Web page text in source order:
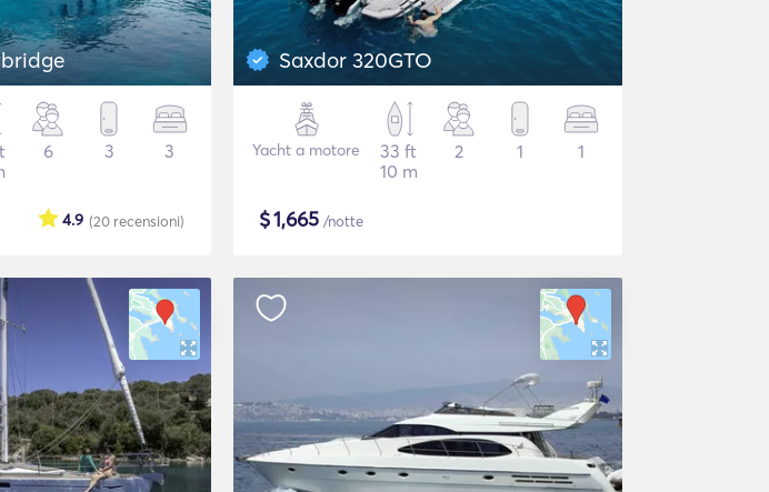
6 3 3
(20 recensioni)
4.9
Saxdor 320GTO
Yacht a motore
33 ft
10 m
2 1 1
$1,665 /notte